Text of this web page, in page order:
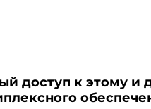
ВНЕСЕНО Изменение N 1,
доступ к этому и